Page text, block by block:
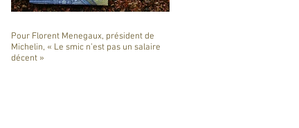
Pour Florent Menegaux, président de
Michelin, « Le smic n’est pas un salaire
décent »